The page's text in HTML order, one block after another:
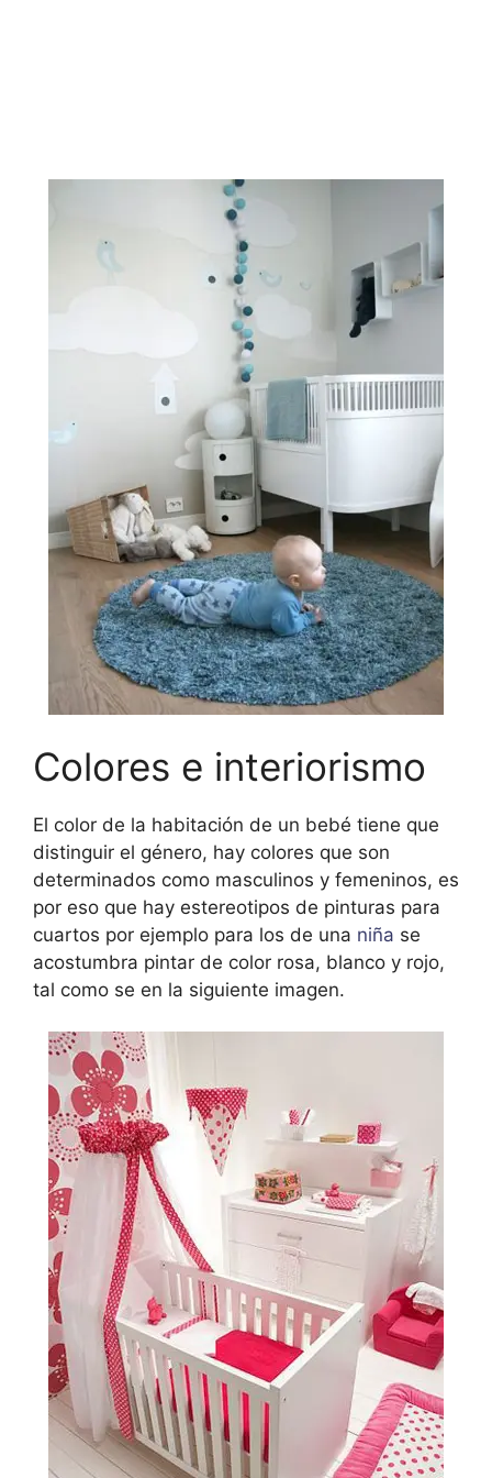
Colores e interiorismo
El color de la habitación de un bebé tiene que
distinguir el género, hay colores que son
determinados como masculinos y femeninos, es
por eso que hay estereotipos de pinturas para
cuartos por ejemplo para los de una niña se
acostumbra pintar de color rosa, blanco y rojo,
tal como se en la siguiente imagen.